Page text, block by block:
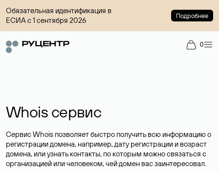
Обязательная идентификация в
ЕСИА с 1 сентября 2026
Подробнее
0
Whois сервис
Сервис Whois позволяет быстро получить всю информацию о
регистрации домена, например, дату регистрации и возраст
домена, или узнать контакты, по которым можно связаться с
организацией или человеком, чей домен вас заинтересовал.